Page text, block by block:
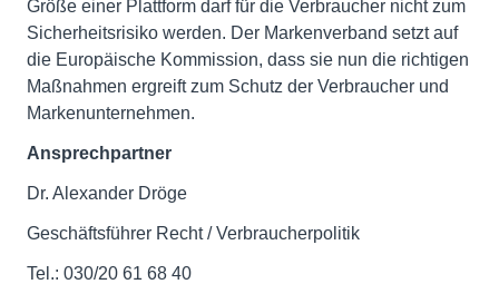
Größe einer Plattform darf für die Verbraucher nicht zum
Sicherheitsrisiko werden. Der Markenverband setzt auf
die Europäische Kommission, dass sie nun die richtigen
Maßnahmen ergreift zum Schutz der Verbraucher und
Markenunternehmen.
Ansprechpartner
Dr. Alexander Dröge
Geschäftsführer Recht / Verbraucherpolitik
Tel.: 030/20 61 68 40